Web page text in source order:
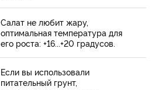
Салат не любит жару,
оптимальная температура для
его роста: +16...+20 градусов.
Если вы использовали
питательный грунт,